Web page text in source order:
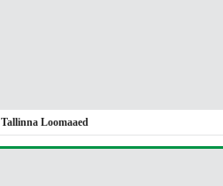
Tallinna Loomaaed